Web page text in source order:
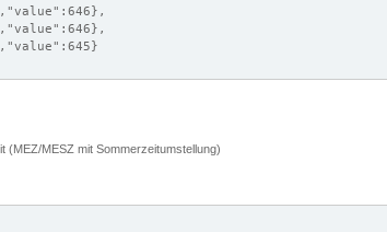
(MEZ/MESZ mit Sommerzeitumstellung)